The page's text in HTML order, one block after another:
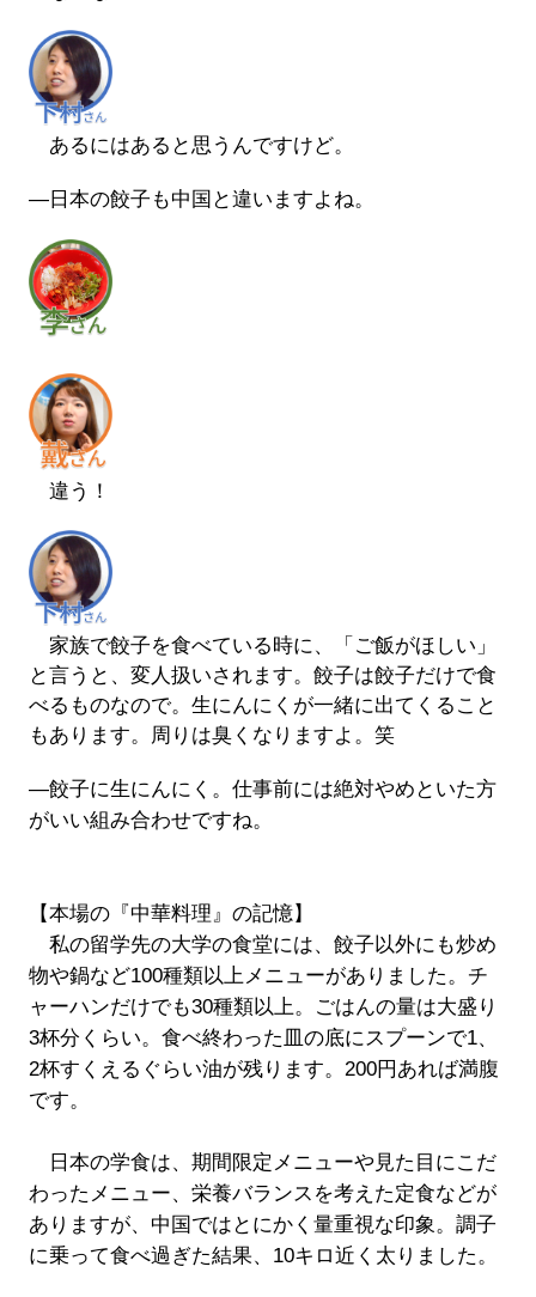
あるにはあると思うんですけど。
―日本の餃子も中国と違いますよね。
違う！
家族で餃子を食べている時に、「ご飯がほしい」
と言うと、変人扱いされます。餃子は餃子だけで食
べるものなので。生にんにくが一緒に出てくること
もあります。周りは臭くなりますよ。笑
―餃子に生にんにく。仕事前には絶対やめといた方
がいい組み合わせですね。
【本場の『中華料理』の記憶】
私の留学先の大学の食堂には、餃子以外にも炒め
物や鍋など100種類以上メニューがありました。チ
ャーハンだけでも30種類以上。ごはんの量は大盛り
3杯分くらい。食べ終わった皿の底にスプーンで1、
2杯すくえるぐらい油が残ります。200円あれば満腹
です。
日本の学食は、期間限定メニューや見た目にこだ
わったメニュー、栄養バランスを考えた定食などが
ありますが、中国ではとにかく量重視な印象。調子
に乗って食べ過ぎた結果、10キロ近く太りました。